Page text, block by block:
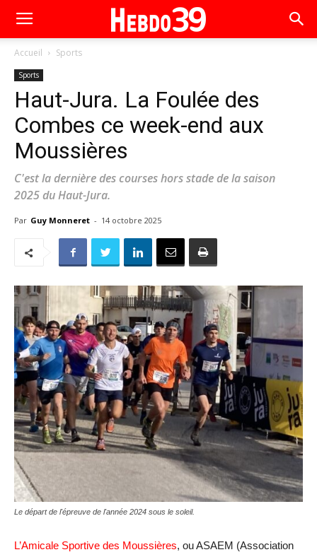
Accueil Sports
Sports
Haut-Jura. La Foulée des
Combes ce week-end aux
Moussières
C'est la dernière des courses hors stade de la saison
2025 du Haut-Jura.
Par Guy Monneret - 14 octobre 2025
Le départ de l'épreuve de l'année 2024 sous le soleil.
L’Amicale Sportive des Moussières, ou ASAEM (Association